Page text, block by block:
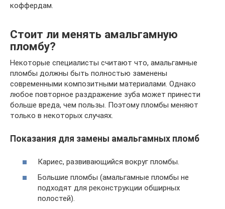
коффердам.
Стоит ли менять амальгамную
пломбу?
Некоторые специалисты считают что, амальгамные
пломбы должны быть полностью заменены
современными композитными материалами. Однако
любое повторное раздражение зуба может принести
больше вреда, чем пользы. Поэтому пломбы меняют
только в некоторых случаях.
Показания для замены амальгамных пломб
Кариес, развивающийся вокруг пломбы.
Большие пломбы (амальгамные пломбы не
подходят для реконструкции обширных
полостей).